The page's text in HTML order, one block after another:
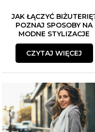
JAK ŁĄCZYĆ
POZNAJ SPOSOBY NA
MODNE STYLIZACJE
CZYTAJ WIĘCEJ